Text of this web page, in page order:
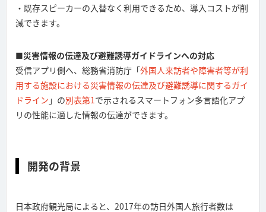
・既存スピーカーの入替なく利用できるため、導入コストが削
減できます。
■災害情報の伝達及び避難誘導ガイドラインへの対応
受信アプリ側へ、総務省消防庁「外国人来訪者や障害者等が利
用する施設における災害情報の伝達及び避難誘導に関するガイ
ドライン 」の別表第1で示されるスマートフォン多言語化アプ
リの性能に適した情報の伝達ができます。
開発の背景
日本政府観光局によると、2017年の訪日外国人旅行者数は